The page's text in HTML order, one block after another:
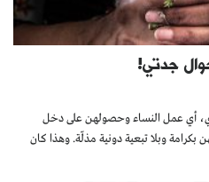
جدتي!
أي عمل النساء وحصولهن على دخل
وبلا تبعية دونية مذلّة. وهذا كان